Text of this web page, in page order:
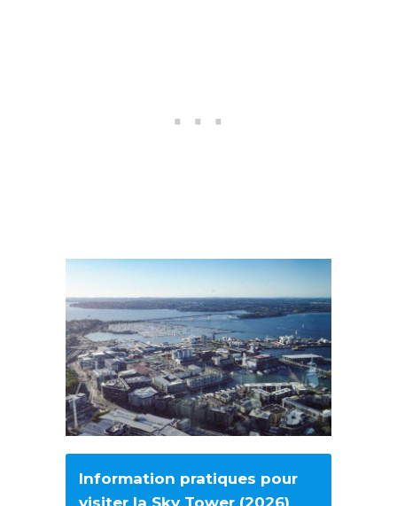
Information pratiques pour